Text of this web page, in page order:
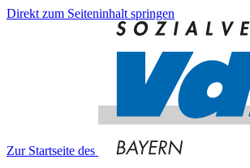
Direkt zum Seiteninhalt springen
Zur Startseite des